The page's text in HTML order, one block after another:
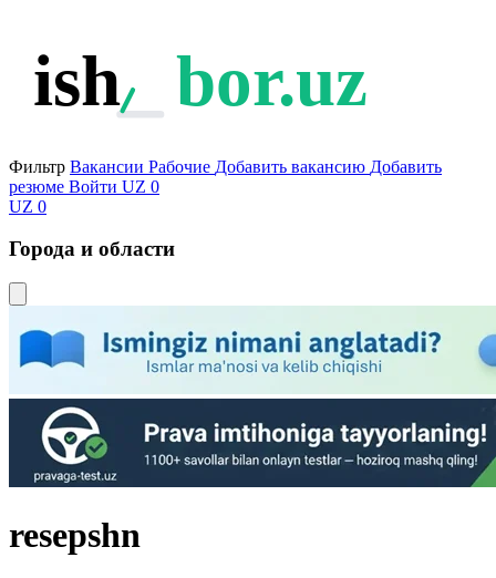
ish bor.uz
Фильтр Вакансии Рабочие Добавить вакансию Добавить
резюме Войти UZ 0
UZ 0
Города и области
resepshn